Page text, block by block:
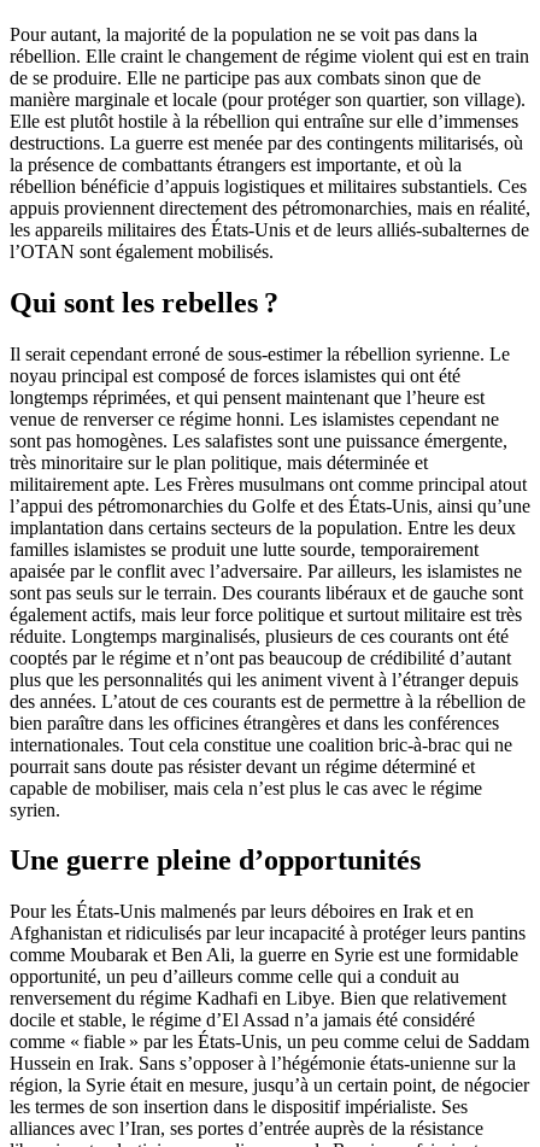
Pour autant, la majorité de la population ne se voit pas dans la
rébellion. Elle craint le changement de régime violent qui est en train
de se produire. Elle ne participe pas aux combats sinon que de
manière marginale et locale (pour protéger son quartier, son village).
Elle est plutôt hostile à la rébellion qui entraîne sur elle d’immenses
destructions. La guerre est menée par des contingents militarisés, où
la présence de combattants étrangers est importante, et où la
rébellion bénéficie d’appuis logistiques et militaires substantiels. Ces
appuis proviennent directement des pétromonarchies, mais en réalité,
les appareils militaires des États-Unis et de leurs alliés-subalternes de
l’OTAN sont également mobilisés.
Qui sont les rebelles ?
Il serait cependant erroné de sous-estimer la rébellion syrienne. Le
noyau principal est composé de forces islamistes qui ont été
longtemps réprimées, et qui pensent maintenant que l’heure est
venue de renverser ce régime honni. Les islamistes cependant ne
sont pas homogènes. Les salafistes sont une puissance émergente,
très minoritaire sur le plan politique, mais déterminée et
militairement apte. Les Frères musulmans ont comme principal atout
l’appui des pétromonarchies du Golfe et des États-Unis, ainsi qu’une
implantation dans certains secteurs de la population. Entre les deux
familles islamistes se produit une lutte sourde, temporairement
apaisée par le conflit avec l’adversaire. Par ailleurs, les islamistes ne
sont pas seuls sur le terrain. Des courants libéraux et de gauche sont
également actifs, mais leur force politique et surtout militaire est très
réduite. Longtemps marginalisés, plusieurs de ces courants ont été
cooptés par le régime et n’ont pas beaucoup de crédibilité d’autant
plus que les personnalités qui les animent vivent à l’étranger depuis
des années. L’atout de ces courants est de permettre à la rébellion de
bien paraître dans les officines étrangères et dans les conférences
internationales. Tout cela constitue une coalition bric-à-brac qui ne
pourrait sans doute pas résister devant un régime déterminé et
capable de mobiliser, mais cela n’est plus le cas avec le régime
syrien.
Une guerre pleine d’opportunités
Pour les États-Unis malmenés par leurs déboires en Irak et en
Afghanistan et ridiculisés par leur incapacité à protéger leurs pantins
comme Moubarak et Ben Ali, la guerre en Syrie est une formidable
opportunité, un peu d’ailleurs comme celle qui a conduit au
renversement du régime Kadhafi en Libye. Bien que relativement
docile et stable, le régime d’El Assad n’a jamais été considéré
comme « fiable » par les États-Unis, un peu comme celui de Saddam
Hussein en Irak. Sans s’opposer à l’hégémonie états-unienne sur la
région, la Syrie était en mesure, jusqu’à un certain point, de négocier
les termes de son insertion dans le dispositif impérialiste. Ses
alliances avec l’Iran, ses portes d’entrée auprès de la résistance